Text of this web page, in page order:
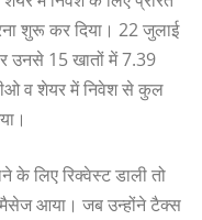
शुरू कर दिया। 22 जुलाई
उनसे 15 खातों में 7.39
व शेयर में निवेश से कुल
के लिए रिक्वेस्ट डाली तो
आया। जब उन्होंने टैक्स